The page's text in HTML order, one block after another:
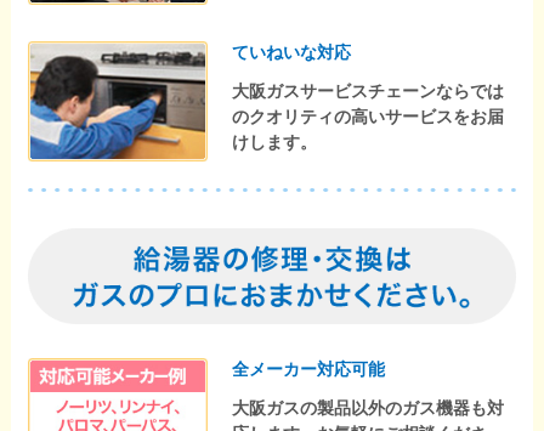
ていねいな対応
大阪ガスサービスチェーンならでは
のクオリティの高いサービスをお届
けします。
全メーカー対応可能
大阪ガスの製品以外のガス機器も対